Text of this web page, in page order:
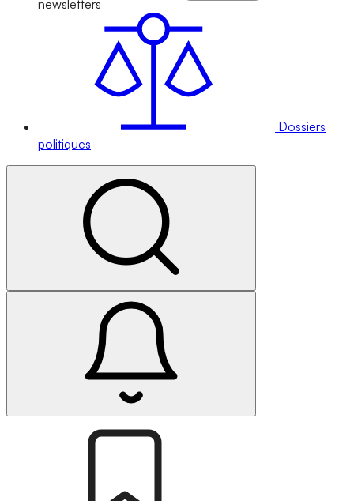
newsletters
Dossiers
politiques